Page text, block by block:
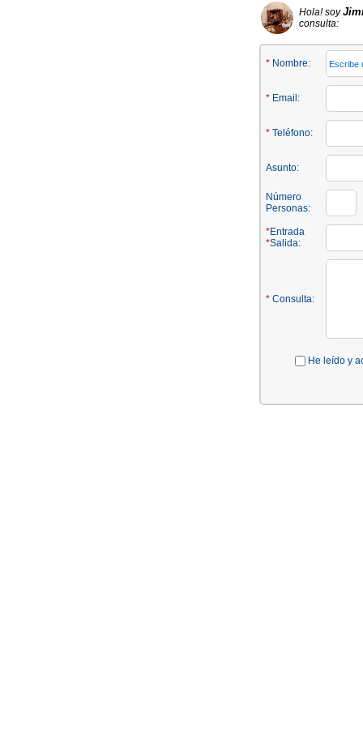
Hola! soy
consulta:
* Nombre:
* Email:
* Teléfono:
Asunto:
Número
Personas:
*Entrada
*Salida:
* Consulta:
He leído y